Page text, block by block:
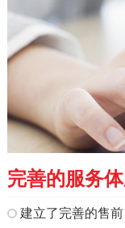
完善的服务
建立了完善的售